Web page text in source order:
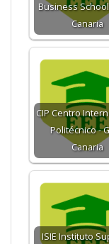
Business
Canaria
CIP Centro
Politécnico -
Canaria
ISIE Instituto